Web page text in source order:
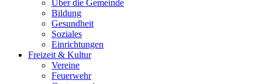
Über die Gemeinde
Bildung
Gesundheit
Soziales
Einrichtungen
Freizeit & Kultur
Vereine
Feuerwehr